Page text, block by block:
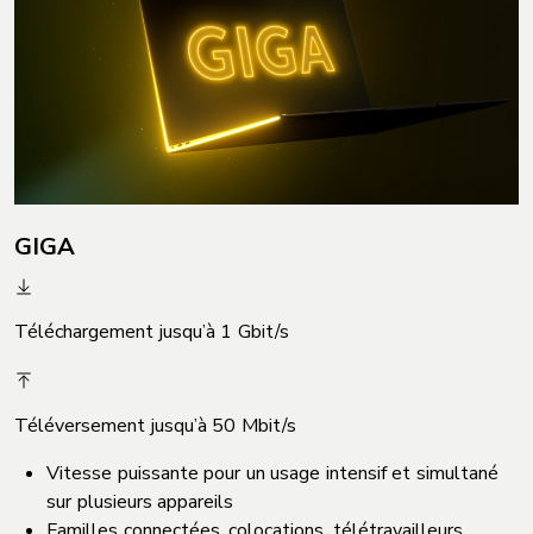
GIGA
Téléchargement jusqu’à 1 Gbit/s
Téléversement jusqu’à 50 Mbit/s
Vitesse puissante pour un usage intensif et simultané
sur plusieurs appareils